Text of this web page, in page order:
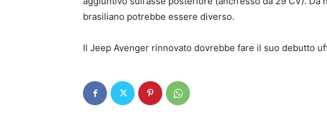
brasiliano potrebbe essere diverso.
Il Jeep Avenger rinnovato dovrebbe fare il suo debutto